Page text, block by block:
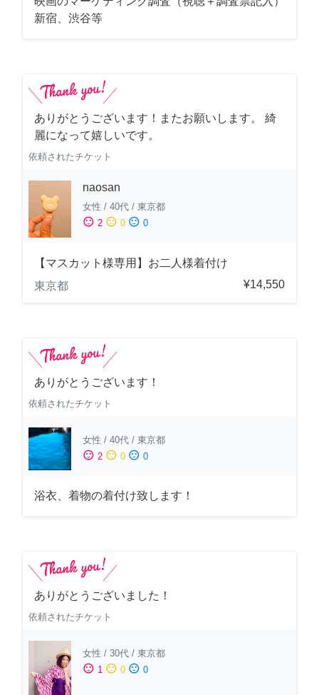
新宿、渋谷等
ありがとうございます！またお願いします。 綺
麗になって嬉しいです。
依頼されたチケット
naosan
女性 / 40代 / 東京都
sentiment_satisfied 2 sentiment_neutral 0 sentiment_dissatisfied 0
【マスカット様専用】お二人様着付け
東京都
¥14,550
ありがとうございます！
依頼されたチケット
女性 / 40代 / 東京都
sentiment_satisfied 2 sentiment_neutral 0 sentiment_dissatisfied 0
浴衣、着物の着付け致します！
ありがとうございました！
依頼されたチケット
女性 / 30代 / 東京都
sentiment_satisfied 1 sentiment_neutral 0 sentiment_dissatisfied 0